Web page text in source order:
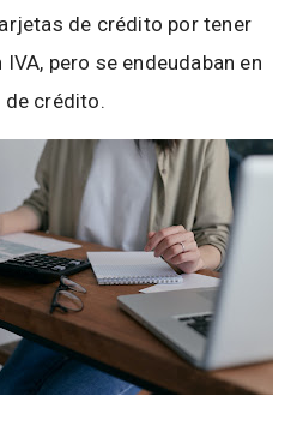
de crédito por tener
pero se endeudaban en
de crédito.